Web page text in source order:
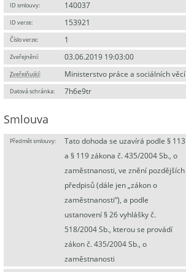
ID smlouvy: 140037
ID verze: 153921
Číslo verze: 1
Zveřejnění: 03.06.2019 19:03:00
Zveřejňující: Ministerstvo práce a sociálních věcí
Datová schránka: 7h6e9tr
Smlouva
Předmět smlouvy:
Tato dohoda se uzavírá podle § 113
a § 119 zákona č. 435/2004 Sb., o
zaměstnanosti, ve znění pozdějších
předpisů (dále jen „zákon o
zaměstnanosti“), a podle
ustanovení § 26 vyhlášky č.
518/2004 Sb., kterou se provádí
zákon č. 435/2004 Sb., o
zaměstnanosti